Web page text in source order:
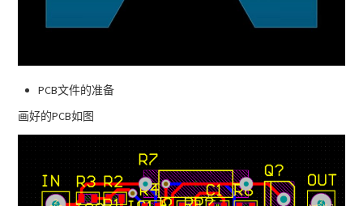
PCB文件的准备
画好的PCB如图